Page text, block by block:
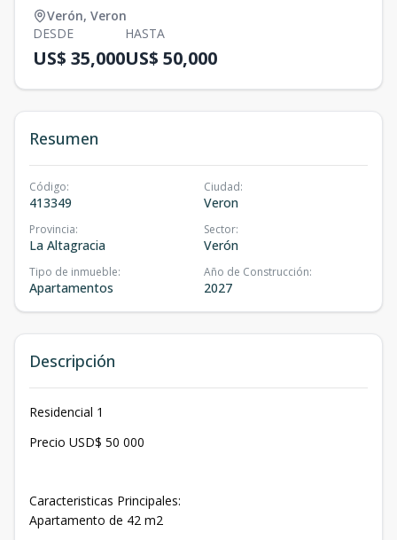
Verón, Veron
DESDE
US$ 35,000
HASTA
US$ 50,000
Resumen
Código:
413349
Ciudad:
Veron
Provincia:
La Altagracia
Sector:
Verón
Tipo de inmueble:
Apartamentos
Año de Construcción:
2027
Descripción
Residencial 1
Precio USD$ 50 000
Caracteristicas Principales:
Apartamento de 42 m2